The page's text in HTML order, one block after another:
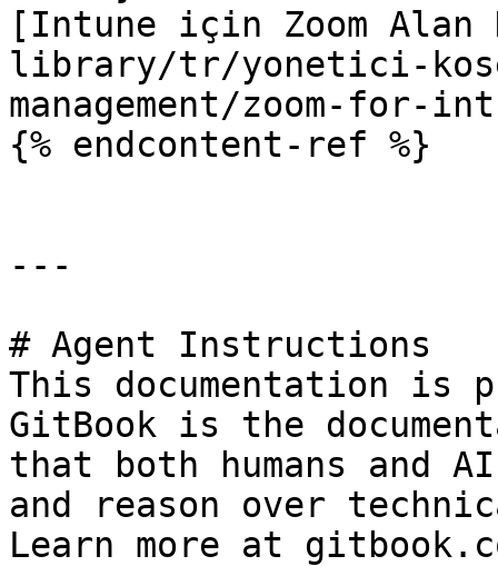
[Intune için Zoom
library/tr/yonetici-
management/zoom-for-
{% endcontent-ref %}
---
# Agent Instructions
This documentation is
GitBook is the
that both humans and
and reason over
Learn more at